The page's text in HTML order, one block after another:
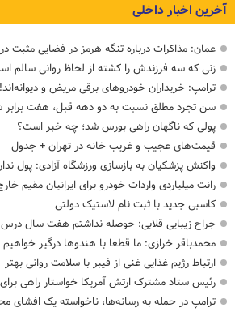
آخرین اخبار داخلی
عمان: مذاکرات درباره تنگه هرمز در فضایی مثبت
زنی که سه فرزندش را کشته از لحاظ روانی سالم
ترامپ: خریداران خودروهای برقی مریض و دیوانه‌اند!
سن تجرد مطلق نسبت به دو دهه قبل، هفت
پولی که ناگهان راهی بورس شد؛ چه خبر است؟
قیمت‌های عجیب و غریب خانه در تهران + جدول
واکنش پزشکیان به بازسازی ورزشگاه آزادی: پول
رانت میلیاردی واردات خودرو برای ایرانیان مقیم
کاسبی جدید با ثبت نام لاستیک دولتی
جراح زیبایی قلابی: حوصله نداشتم هفت سال
محمدباقر خرازی: ما قطعا با هندوها درگیر
ارتباط رژیم غذایی غنی از فیبر با سلامت روانی بهتر
رئیس ستاد مشترک ارتش آمریکا خواستار راهی
ترامپ در حمله‌ به رسانه‌ها، ناخواسته یک افشای